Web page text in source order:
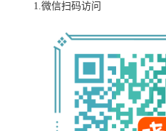
1.微信扫码访问